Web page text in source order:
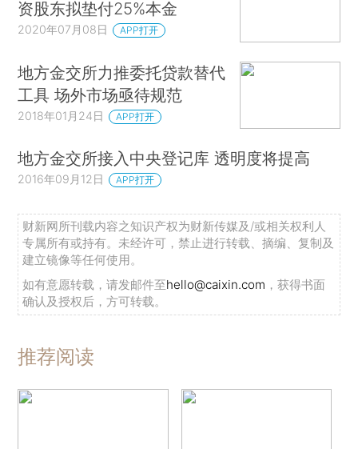
资股东拟垫付25%本金
2020年07月08日 APP打开
地方金交所力推委托贷款替代
工具 场外市场亟待规范
2018年01月24日 APP打开
地方金交所接入中央登记库 透明度将提高
2016年09月12日 APP打开
财新网所刊载内容之知识产权为财新传媒及/或相关权利人
专属所有或持有。未经许可，禁止进行转载、摘编、复制及
建立镜像等任何使用。
如有意愿转载，请发邮件至hello@caixin.com ，获得书面
确认及授权后，方可转载。
推荐阅读